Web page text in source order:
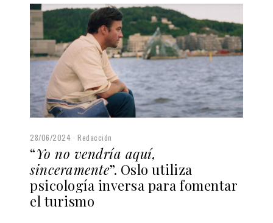
28/06/2024 Redacción
“Yo no vendría aquí,
sinceramente”. Oslo utiliza
psicología inversa para fomentar
el turismo